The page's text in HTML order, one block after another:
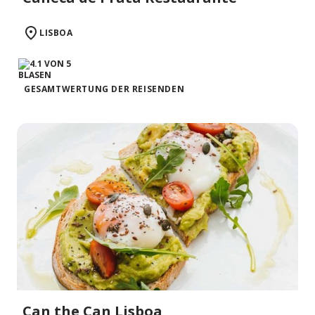
LISBOA
GESAMTWERTUNG DER REISENDEN